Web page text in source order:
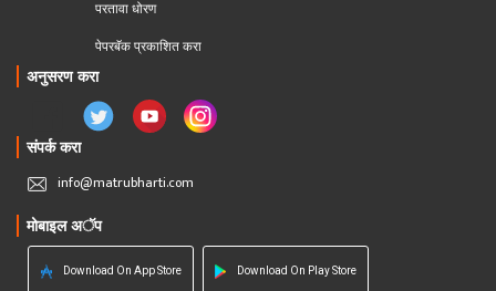
परतावा धोरण
पेपरबॅक प्रकाशित करा
अनुसरण करा
संपर्क करा
info@matrubharti.com
मोबाइल अॅप
Download On App Store Download On Play Store